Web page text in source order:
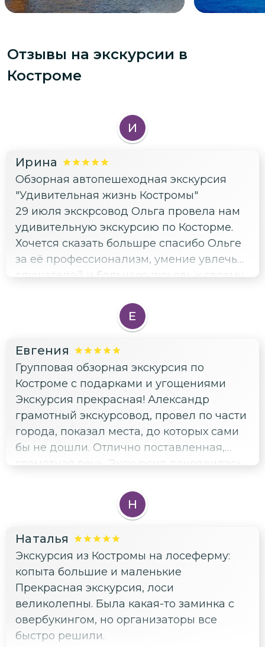
Отзывы на экскурсии в
Костроме
И
Ирина
Обзорная автопешеходная экскурсия
"Удивительная жизнь Костромы"
29 июля экскрсовод Ольга провела нам
удивительную экскурсию по Косторме.
Хочется сказать большре спасибо Ольге
за её профессионализм, умение увлечь
слушателей и большую люьовь к своему
влюбились в этот город и обязательно
приедем еще раз. спаибо большое!
Е
Евгения
Групповая обзорная экскурсия по
Костроме с подарками и угощениями
Экскурсия прекрасная! Александр
грамотный экскурсовод, провел по части
города, показал места, до которых сами
бы не дошли. Отлично поставленная,
грамотная речь. Экскурсия понравилась
дегустации были уместны и не заняли
много времени, были в основном для
прекрасно проведённое время. И да,,
экскурсия не повторяет материал
Экскурсии при подъёме на колокольню,
так что планируйте свой день в городе и
обращайтесь к данному году! И да !
подарки огонь! Это прям фишка Ваша!
Было ооооченьприятно их получать)))
Н
Наталья
Экскурсия из Костромы на лосеферму:
копыта большие и маленькие
Прекрасная экскурсия, лоси
великолепны. Была какая-то заминка с
овербукингом, но организаторы все
быстро решили.